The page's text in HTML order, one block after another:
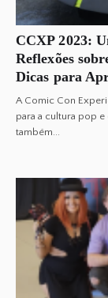
CCXP 2023:
Reflexões
Dicas para
A Comic Con
para a cultura pop e
também...